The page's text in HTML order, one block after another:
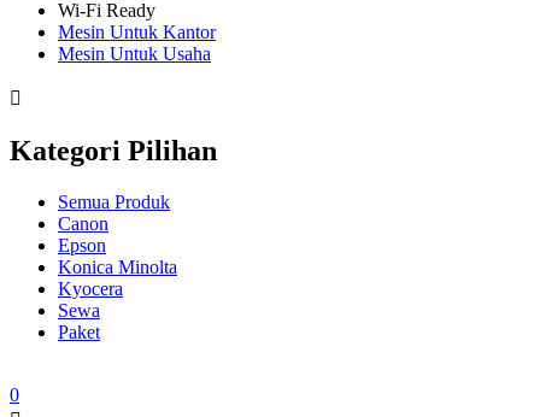
Wi-Fi Ready
Mesin Untuk Kantor
Mesin Untuk Usaha
Kategori Pilihan
Semua Produk
Canon
Epson
Konica Minolta
Kyocera
Sewa
Paket
0